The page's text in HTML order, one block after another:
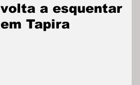
volta a esquentar
em Tapira